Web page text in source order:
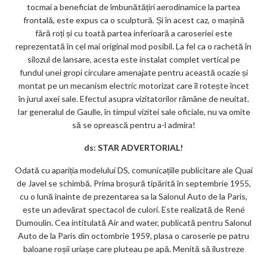
tocmai a beneficiat de îmbunătățiri aerodinamice la partea
frontală, este expus ca o sculptură. Și în acest caz, o mașină
fără roți și cu toată partea inferioară a caroseriei este
reprezentată în cel mai original mod posibil. La fel ca o rachetă în
silozul de lansare, acesta este instalat complet vertical pe
fundul unei gropi circulare amenajate pentru această ocazie și
montat pe un mecanism electric motorizat care îl rotește încet
în jurul axei sale. Efectul asupra vizitatorilor rămâne de neuitat.
Iar generalul de Gaulle, în timpul vizitei sale oficiale, nu va omite
să se oprească pentru a-l admira!
ds: STAR ADVERTORIAL!
Odată cu apariția modelului DS, comunicațiile publicitare ale Quai
de Javel se schimbă. Prima broșură tipărită în septembrie 1955,
cu o lună înainte de prezentarea sa la Salonul Auto de la Paris,
este un adevărat spectacol de culori. Este realizată de René
Dumoulin. Cea intitulată Air and water, publicată pentru Salonul
Auto de la Paris din octombrie 1959, plasa o caroserie pe patru
baloane roșii uriașe care pluteau pe apă. Menită să ilustreze